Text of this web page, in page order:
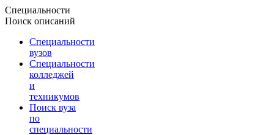
Специальности
Поиск описаний
Специальности
вузов
Специальности
колледжей
и
техникумов
Поиск вуза
по
специальности